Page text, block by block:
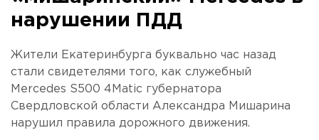
нарушении ПДД
Жители Екатеринбурга буквально час назад
стали свидетелями того, как служебный
Mercedes S500 4Matic губернатора
Свердловской области Александра Мишарина
нарушил правила дорожного движения.